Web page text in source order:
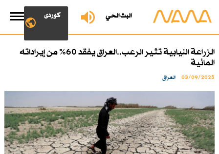
البث الحي کوردی
الزراعة النيابية تثير الرعب..العراق يفقد 60% من إيراداته
المائية
03/09/2025 العراق